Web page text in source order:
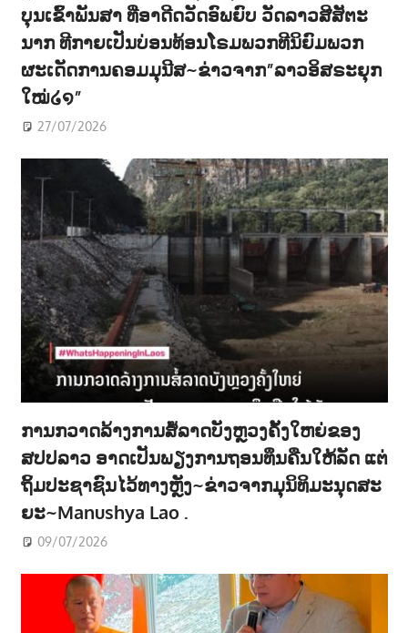
ບຸນເຂົ້າພັນສາ ທີ່ອາດີດວັດອົພຍົບ ວັດລາວສີສັຕະ
ນາກ ທີກາຍເປັນບ່ອນທ້ອນໂຣມພວກທີນິຍົມພວກ
ຜະເດັດການຄອມມຸນີສ~ຂ່າວຈາກ”ລາວອິສຣະຍຸກ
ໃໝ່໒໑”
27/07/2026
ການກວາດລ້າງການສໍ້ລາດບັງຫຼວງຄັ້ງໃຫຍ່ຂອງ
ສປປລາວ ອາດເປັນພຽງການຖອນທຶນຄືນໃຫ້ລັດ ແຕ່
ຖິ້ມປະຊາຊົນໄວ້ທາງຫຼັງ~ຂ່າວຈາກມຸນິທິມະນຸດສະ
ຍະ~Manushya Lao .
09/07/2026